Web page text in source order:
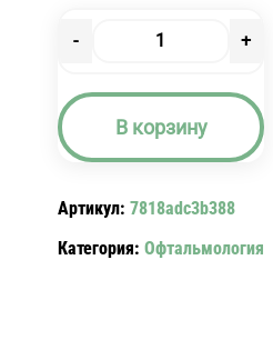
-
КСАЛАТАН
(КАП.
ГЛАЗ.
%
ФЛ.
+
В корзину
Артикул: 7818adc3b388
Категория: Офтальмология